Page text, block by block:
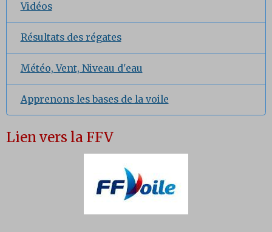
Vidéos
Résultats des régates
Météo, Vent, Niveau d'eau
Apprenons les bases de la voile
Lien vers la FFV